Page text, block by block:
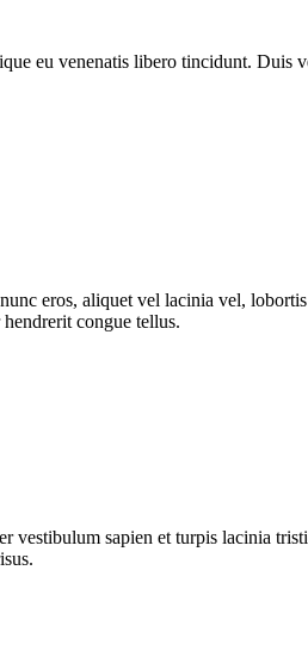
eu venenatis libero tincidunt.
eros, aliquet vel lacinia vel,
congue tellus.
sapien et turpis lacinia